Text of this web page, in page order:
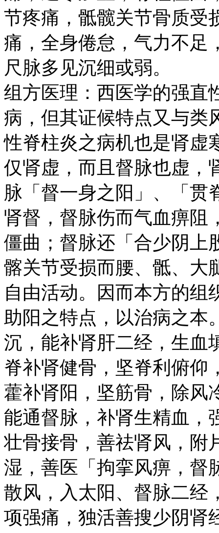
节疼痛，骶髋关节骨质受
痛，全身倦怠，气力不足
尺脉多见沉细或弱。
组方医理：西医学的强直
病，但其证候特点又与类
性脊柱炎之病机也是肾虚
仅肾虚，而且督脉也虚，
脉「督一身之阳」、「贯
肾督，督脉伤而气血痹阻
僵曲；督脉还「合少阴上
髂关节受损而腰、骶、大
自由活动。因而本方的组
助阳之特点，以治病之本
沉，能补肾肝二经，生血
脊补肾健骨，坚脊利俯仰
藿补肾阳，坚筋骨，除风
能通督脉，补肾生精血，
壮骨接骨，善祛肾风，附
湿，善医「拘挛风痹，督
散风，入太阳、督脉二经
项强痛，独活善搜少阴肾